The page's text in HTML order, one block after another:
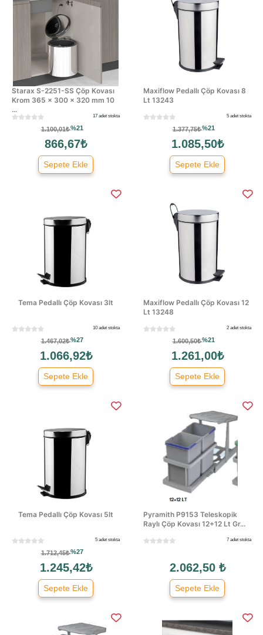
Starax S-2251-SS Çöp Kovası
Krom 365 × 300 × 320 mm 10
...
17 adet stokta
1.100,01₺%21
866,67₺
Sepete Ekle
Maxiflow Pedallı Çöp Kovası 8
Lt 13243
5 adet stokta
1.377,75₺%21
1.085,50₺
Sepete Ekle
Tema Pedallı Çöp Kovası 3lt
10 adet stokta
1.467,02₺%27
1.066,92₺
Sepete Ekle
Maxiflow Pedallı Çöp Kovası 12
Lt 13248
2 adet stokta
1.600,50₺%21
1.261,00₺
Sepete Ekle
Tema Pedallı Çöp Kovası 5lt
5 adet stokta
1.712,45₺%27
1.245,42₺
Sepete Ekle
Pyramith P9153 Teleskopik
Raylı Çöp Kovası 12+12 Lt Gr...
7 adet stokta
2.062,50 ₺
Sepete Ekle